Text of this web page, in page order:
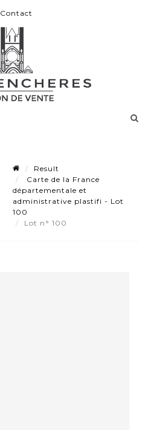
Contact
Result
Carte de la France
départementale et
administrative plastifi - Lot
100
Lot n° 100